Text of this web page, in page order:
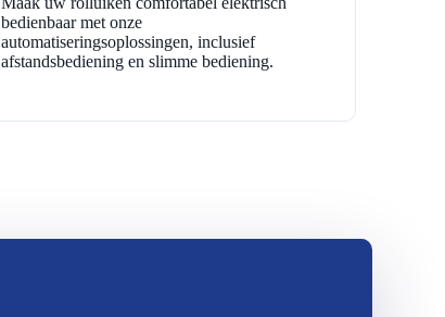
bedienbaar met onze
automatiseringsoplossingen, inclusief
afstandsbediening en slimme bediening.